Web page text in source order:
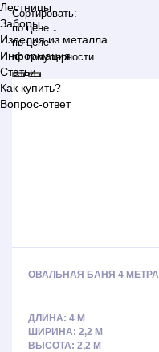
Лестницы
Заборы
Изделия из металла
Информация
Статьи
Как купить?
Вопрос-ответ
Сортировать:
по цене ↓
по цене ↑
по популярности
ОВАЛЬНАЯ БАНЯ 4 МЕТРА
ДЛИНА: 4 М
ШИРИНА: 2,2 М
ВЫСОТА: 2,2 М